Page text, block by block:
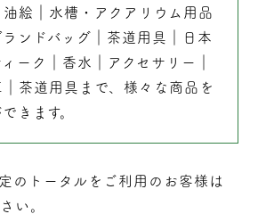
油絵
水槽・アクアリウム用品
ランドバッグ ｜茶道用具｜
日本
ーク 香水 アクセサリー
茶道用具 まで、様々な商品を
きます。
のトータルをご利用のお客様は
い。